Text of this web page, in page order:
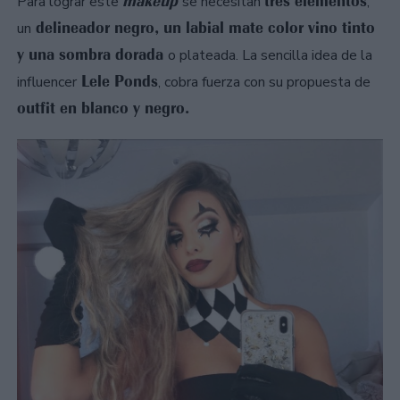
un delineador negro, un labial mate color vino tinto
y una sombra dorada o plateada. La sencilla idea de la
influencer Lele Ponds, cobra fuerza con su propuesta de
outfit en blanco y negro.